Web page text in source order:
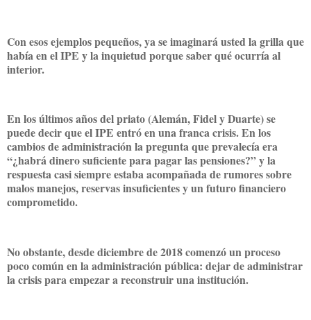
Con esos ejemplos pequeños, ya se imaginará usted la grilla que
había en el IPE y la inquietud porque saber qué ocurría al
interior.
En los últimos años del priato (Alemán, Fidel y Duarte) se
puede decir que el IPE entró en una franca crisis. En los
cambios de administración la pregunta que prevalecía era
“¿habrá dinero suficiente para pagar las pensiones?” y la
respuesta casi siempre estaba acompañada de rumores sobre
malos manejos, reservas insuficientes y un futuro financiero
comprometido.
No obstante, desde diciembre de 2018 comenzó un proceso
poco común en la administración pública: dejar de administrar
la crisis para empezar a reconstruir una institución.